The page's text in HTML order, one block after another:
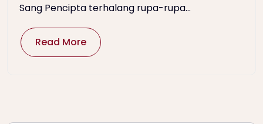
Sang Pencipta terhalang rupa-rupa...
Read More